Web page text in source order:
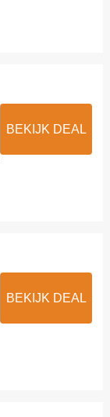
BEKIJK DEAL
BEKIJK DEAL